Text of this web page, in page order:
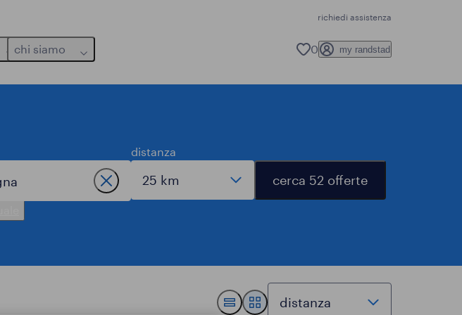
richiedi assistenza
chi siamo 0 my randstad
distanza
cerca 52 offerte